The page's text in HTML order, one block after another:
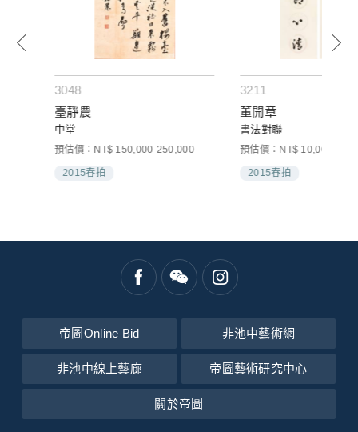
3048
臺靜農
中堂
預估價：NT$ 150,000-250,000
2015春拍
3211
董開章
書法對聯
預估價：NT$ 10,000-
2015春拍
帝圖Online Bid 非池中藝術網
非池中線上藝廊 帝圖藝術研究中心
關於帝圖